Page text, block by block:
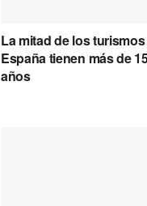
La mitad de los
España tienen más de
años